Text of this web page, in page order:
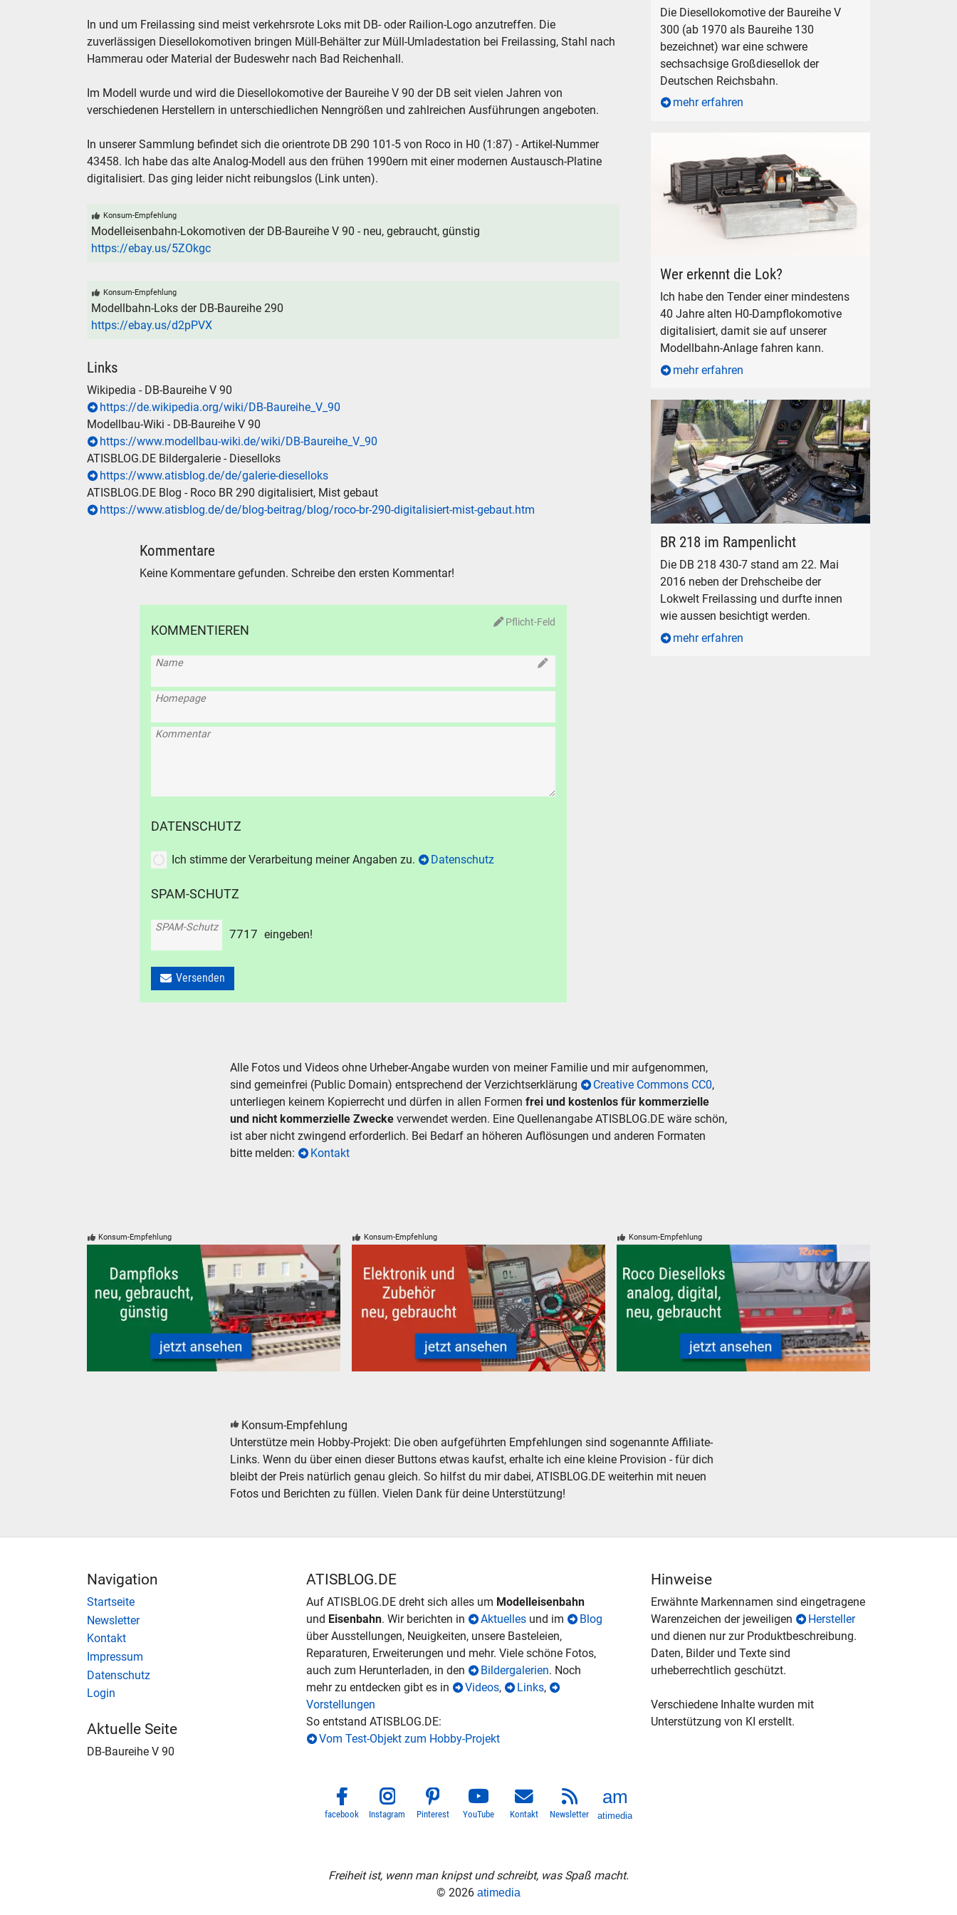
In und um Freilassing sind meist verkehrsrote Loks mit DB- oder Railion-Logo anzutreffen. Die
zuverlässigen Diesellokomotiven bringen Müll-Behälter zur Müll-Umladestation bei Freilassing, Stahl nach
Hammerau oder Material der Budeswehr nach Bad Reichenhall.
Im Modell wurde und wird die Diesellokomotive der Baureihe V 90 der DB seit vielen Jahren von
verschiedenen Herstellern in unterschiedlichen Nenngrößen und zahlreichen Ausführungen angeboten.
In unserer Sammlung befindet sich die orientrote DB 290 101-5 von Roco in H0 (1:87) - Artikel-Nummer
43458. Ich habe das alte Analog-Modell aus den frühen 1990ern mit einer modernen Austausch-Platine
digitalisiert. Das ging leider nicht reibungslos (Link unten).
Konsum-Empfehlung
Modelleisenbahn-Lokomotiven der DB-Baureihe V 90 - neu, gebraucht, günstig
https://ebay.us/5ZOkgc
Konsum-Empfehlung
Modellbahn-Loks der DB-Baureihe 290
https://ebay.us/d2pPVX
Links
Wikipedia - DB-Baureihe V 90
https://de.wikipedia.org/wiki/DB-Baureihe_V_90
Modellbau-Wiki - DB-Baureihe V 90
https://www.modellbau-wiki.de/wiki/DB-Baureihe_V_90
ATISBLOG.DE Bildergalerie - Dieselloks
https://www.atisblog.de/de/galerie-dieselloks
ATISBLOG.DE Blog - Roco BR 290 digitalisiert, Mist gebaut
https://www.atisblog.de/de/blog-beitrag/blog/roco-br-290-digitalisiert-mist-gebaut.htm
Kommentare
Keine Kommentare gefunden. Schreibe den ersten Kommentar!
Pflicht-Feld
KOMMENTIEREN
Name
Homepage
Kommentar
DATENSCHUTZ
Ich stimme der Verarbeitung meiner Angaben zu. Datenschutz
SPAM-SCHUTZ
SPAM-Schutz 771 7 eingeben!
Versenden
Die Diesellokomotive der Baureihe V
300 (ab 1970 als Baureihe 130
bezeichnet) war eine schwere
sechsachsige Großdiesellok der
Deutschen Reichsbahn.
mehr erfahren
Wer erkennt die Lok?
Ich habe den Tender einer mindestens
40 Jahre alten H0-Dampflokomotive
digitalisiert, damit sie auf unserer
Modellbahn-Anlage fahren kann.
mehr erfahren
BR 218 im Rampenlicht
Die DB 218 430-7 stand am 22. Mai
2016 neben der Drehscheibe der
Lokwelt Freilassing und durfte innen
wie aussen besichtigt werden.
mehr erfahren
Alle Fotos und Videos ohne Urheber-Angabe wurden von meiner Familie und mir aufgenommen,
sind gemeinfrei (Public Domain) entsprechend der Verzichtserklärung
Creative Commons CC0,
unterliegen keinem Kopierrecht und dürfen in allen Formen frei und kostenlos für kommerzielle
und nicht kommerzielle Zweckeverwendet werden. Eine Quellenangabe ATISBLOG.DE wäre schön,
ist aber nicht zwingend erforderlich. Bei Bedarf an höheren Auflösungen und anderen Formaten
bitte melden:
Kontakt
Konsum-Empfehlung Konsum-Empfehlung Konsum-Empfehlung
Konsum-Empfehlung
Unterstütze mein Hobby-Projekt: Die oben aufgeführten Empfehlungen sind sogenannte Affiliate-
Links. Wenn du über einen dieser Buttons etwas kaufst, erhalte ich eine kleine Provision - für dich
bleibt der Preis natürlich genau gleich. So hilfst du mir dabei, ATISBLOG.DE weiterhin mit neuen
Fotos und Berichten zu füllen. Vielen Dank für deine Unterstützung!
Navigation
Startseite
Newsletter
Kontakt
Impressum
Datenschutz
Login
Aktuelle Seite
DB-Baureihe V 90
ATISBLOG.DE
Auf ATISBLOG.DE dreht sich alles um Modelleisenbahn
und Eisenbahn. Wir berichten in Aktuelles und im
Blog
über Ausstellungen, Neuigkeiten, unsere Basteleien,
Reparaturen, Erweiterungen und mehr. Viele schöne Fotos,
auch zum Herunterladen, in den
Bildergalerien. Noch
mehr zu entdecken gibt es in
Videos, Links,
Vorstellungen
So entstand ATISBLOG.DE:
Vom Test-Objekt zum Hobby-Projekt
Hinweise
Erwähnte Markennamen sind eingetragene
Warenzeichen der jeweiligen
Hersteller
und dienen nur zur Produktbeschreibung.
Daten, Bilder und Texte sind
urheberrechtlich geschützt.
Verschiedene Inhalte wurden mit
Unterstützung von KI erstellt.
facebook Instagram Pinterest YouTube Kontakt Newsletter atimedia
Freiheit ist, wenn man knipst und schreibt, was Spaß macht.
© 2026 atimedia